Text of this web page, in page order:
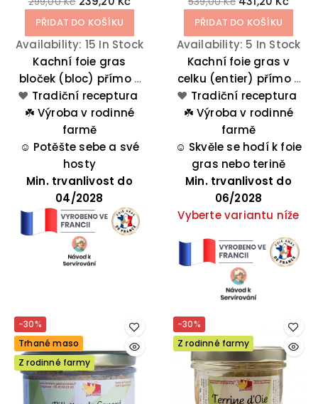
PŘIDAT DO KOŠÍKU
Availability: 15 In Stock
Kachní foie gras
bloček (bloc) přímo z
rodinné farmy ze
západu Francie.
Okouzlí vás jeho
jemnost a
autentičnost. Pro
tento recept se
vyhrazují nejlepší foie
gras.
❤️ Tradiční receptura
☘️ Výroba v rodinné
farmě
☺️ Potěšte sebe a své
hosty
Min. trvanlivost do
04/2028
PŘIDAT DO KOŠÍKU
Availability: 5 In Stock
Kachní foie gras v
celku (entier) přímo z
rodinné farmy ze
západu Francie.
Okouzlí vás jeho
jemnost a
autentičnost. Pro
tento recept se
vyhrazují nejlepší foie
gras.
❤️ Tradiční receptura
☘️ Výroba v rodinné
farmě
☺️ Skvěle se hodí k foie
gras nebo terině
Min. trvanlivost do
06/2028
Vyberte variantu níže
-30%
Trhané maso
Z rodinné farmy
-30%
Z rodinné farmy